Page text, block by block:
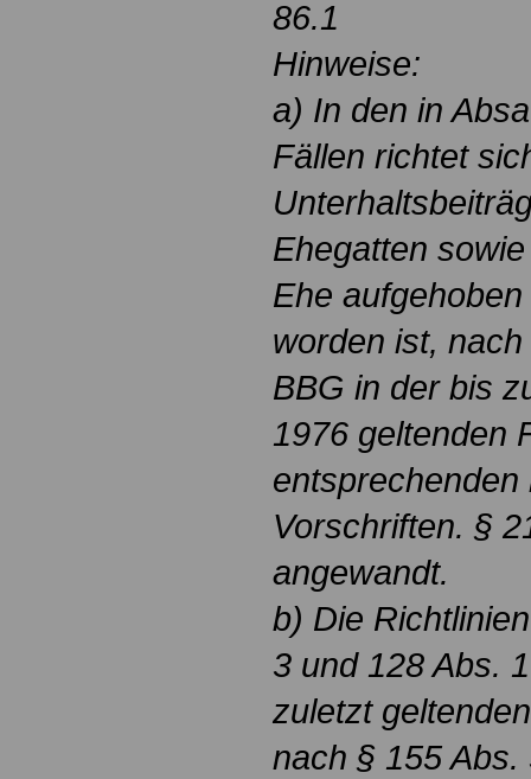
86.1
Hinweise:
a) In den in
Fällen richtet
Ehegatten
Ehe
worden ist,
BBG in der bis
1976 geltenden
Vorschriften. §
angewandt.
b) Die
3 und 128 Abs.
zuletzt
nach § 155